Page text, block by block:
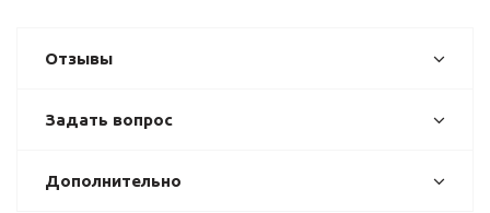
Отзывы
Задать вопрос
Дополнительно